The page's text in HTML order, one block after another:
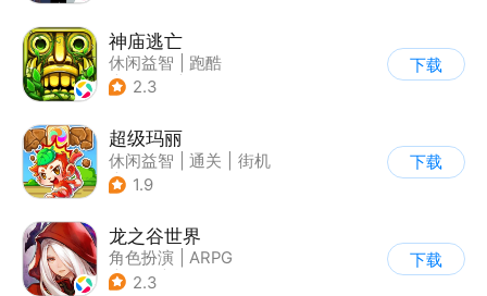
神庙逃亡
休闲益智
跑酷
| 欧美风
2.3
下载
超级玛丽
休闲益智 通关
街机
| 儿童游戏
1.9
下载
龙之谷世界
角色扮演
ARPG
| 奇幻
2.3
下载